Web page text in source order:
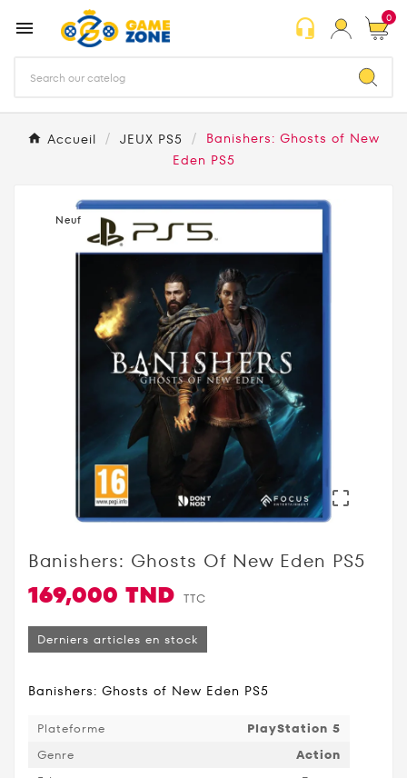
 headset_mic 0
Accueil JEUX PS5
Banishers: Ghosts of New
Eden PS5
Neuf

Banishers: Ghosts Of New Eden PS5
169,000 TND TTC
Derniers articles en stock
Banishers: Ghosts of New Eden PS5
Plateforme
PlayStation 5
Genre
Action